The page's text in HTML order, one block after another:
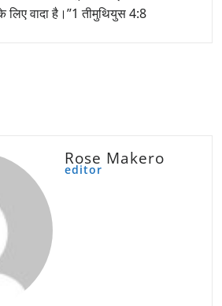
लिए वादा है।”1 तीमुथियुस 4:8
Rose Makero
editor